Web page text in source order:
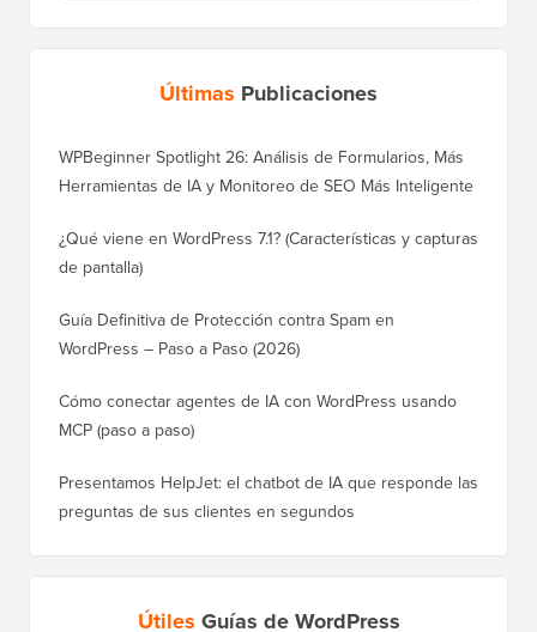
Últimas Publicaciones
WPBeginner Spotlight 26: Análisis de Formularios, Más
Herramientas de IA y Monitoreo de SEO Más Inteligente
¿Qué viene en WordPress 7.1? (Características y capturas
de pantalla)
Guía Definitiva de Protección contra Spam en
WordPress – Paso a Paso (2026)
Cómo conectar agentes de IA con WordPress usando
MCP (paso a paso)
Presentamos HelpJet: el chatbot de IA que responde las
preguntas de sus clientes en segundos
Útiles Guías de WordPress